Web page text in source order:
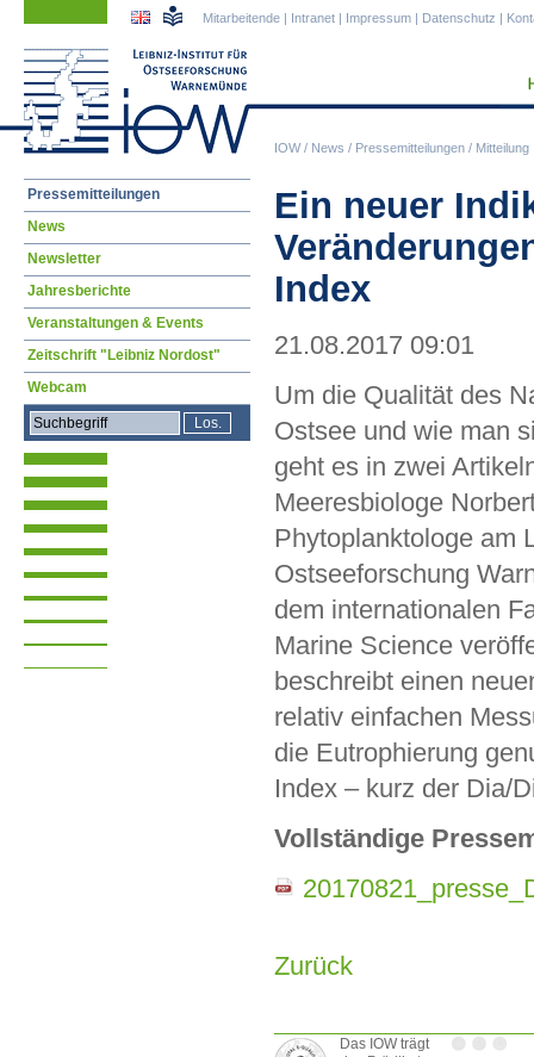
IOW/ News / Pressemitteilungen / Mitteilung
Mitarbeitende | Intranet | Impressum | Datenschutz |
Ein neuer
Index
21.08.2017 09:01
Um die Qualität des
Ostsee und wie man
geht es in zwei
Meeresbiologe
Phytoplanktologe am
Ostseeforschung
dem internationalen
Marine Science
beschreibt einen
relativ einfachen
die Eutrophierung
Index – kurz der Dia/
Vollständige
Zurück
Navigation
Pressemitteilungen
News
Newsletter
Jahresberichte
Veranstaltungen & Events
Zeitschrift "Leibniz Nordost"
Webcam
Das IOW trägt